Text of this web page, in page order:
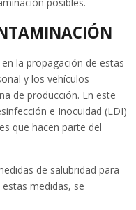
posibles.
la propagación de estas
y los vehículos
de producción. En este
e Inocuidad (LDI)
que hacen parte del
de salubridad para
medidas, se